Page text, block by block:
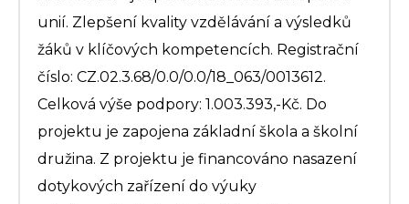
unií. Zlepšení kvality vzdělávání a výsledků
žáků v klíčových kompetencích. Registrační
číslo: CZ.02.3.68/0.0/0.0/18_063/0013612.
Celková výše podpory: 1.003.393,-Kč. Do
projektu je zapojena základní škola a školní
družina. Z projektu je financováno nasazení
dotykových zařízení do výuky